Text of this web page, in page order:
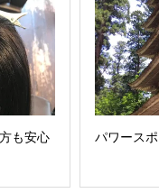
も安心
パワース